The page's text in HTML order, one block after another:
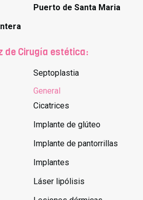
Puerto de Santa Maria
de Cirugía estética:
Septoplastia
General
Cicatrices
Implante de glúteo
Implante de pantorrillas
Implantes
Láser lipólisis